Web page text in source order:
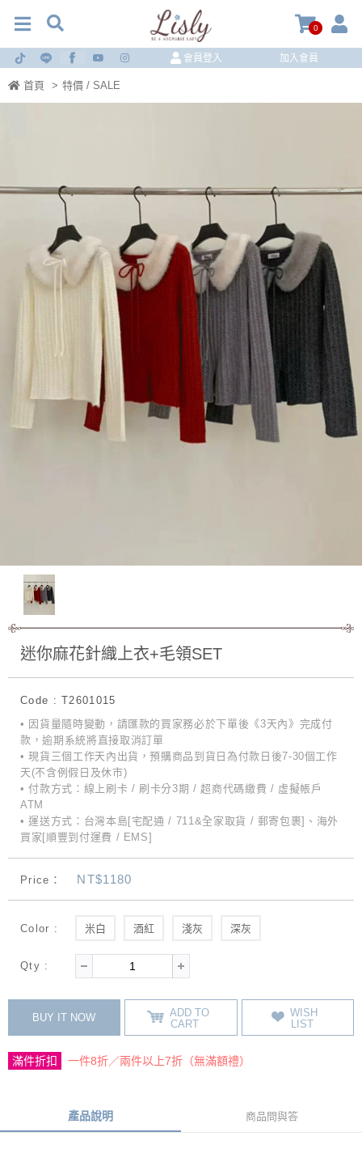
0
會員登入 加入會員
首頁 > 特價 / SALE
迷你麻花針織上衣+毛領SET
Code : T2601015
• 因貨量隨時變動，請匯款的買家務必於下單後《3天內》完成付
款，逾期系統將直接取消訂單
• 現貨三個工作天內出貨，預購商品到貨日為付款日後7-30個工作
天(不含例假日及休市)
• 付款方式：線上刷卡 / 刷卡分3期 / 超商代碼繳費 / 虛擬帳戶
ATM
• 運送方式：台灣本島[宅配通 / 711&全家取貨 / 郵寄包裹]、海外
買家[順豐到付運費 / EMS]
Price： NT$1180
Color : 米白 酒紅 淺灰 深灰
Qty :
BUY IT NOW
ADD TO
CART
WISH
LIST
滿件折扣 一件8折／兩件以上7折（無滿額禮）
產品說明 商品問與答